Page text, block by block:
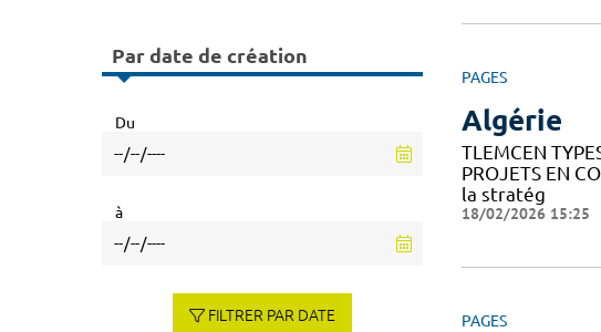
PAGES
Algérie
TLEMCEN
PROJETS EN
la stratég
18/02/2026 15:25
PAGES
Par date de création
Du
à
FILTRER PAR DATE